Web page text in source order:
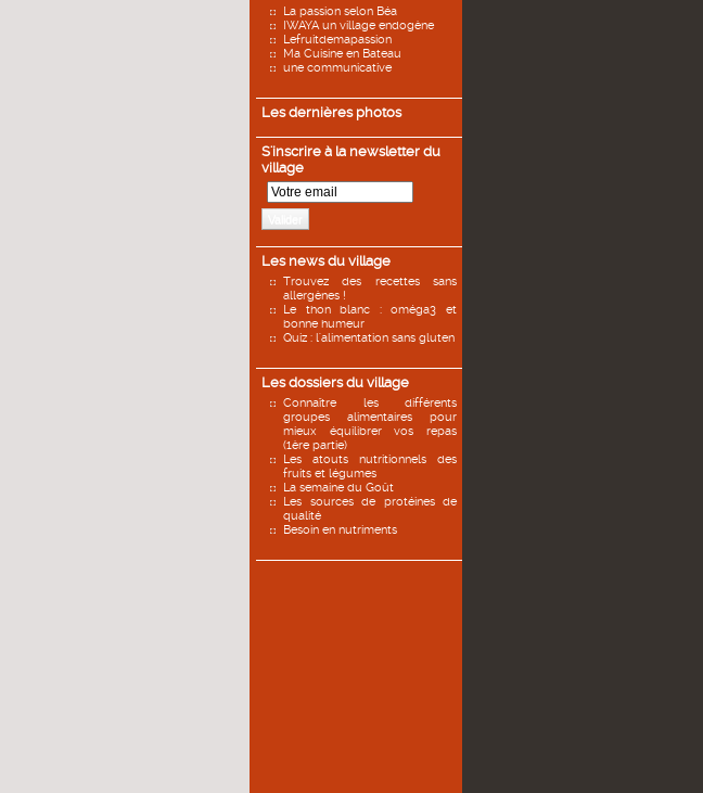
La passion selon Béa
IWAYA un village endogène
Lefruitdemapassion
Ma Cuisine en Bateau
une communicative
Les dernières photos
S'inscrire à la newsletter du
village
Les news du village
Trouvez des recettes sans
allergènes !
Le thon blanc : oméga3 et
bonne humeur
Quiz : l'alimentation sans gluten
Les dossiers du village
Connaître les différents
groupes alimentaires pour
mieux équilibrer vos repas
(1ère partie)
Les atouts nutritionnels des
fruits et légumes
La semaine du Goût
Les sources de protéines de
qualité
Besoin en nutriments